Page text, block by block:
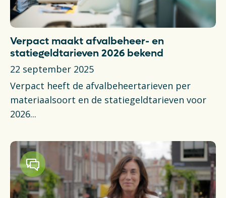
Verpact maakt afvalbeheer- en
statiegeldtarieven 2026 bekend
22 september 2025
Verpact heeft de afvalbeheertarieven per
materiaalsoort en de statiegeldtarieven voor
2026...